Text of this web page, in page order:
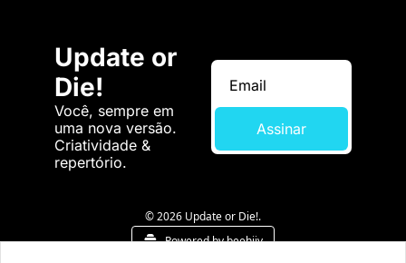
Update or
Die!
Você, sempre em
uma nova versão.
Criatividade &
repertório.
Assinar
© 2026 Update or Die!.
Powered by beehiiv